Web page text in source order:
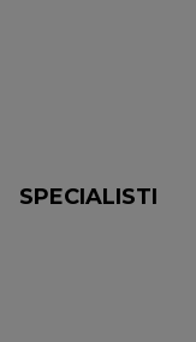
SPECIALISTI